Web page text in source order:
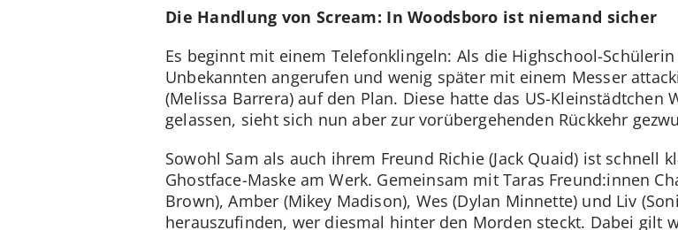
Die Handlung von Scream: In Woodsboro ist niemand sicher
Es beginnt mit einem Telefonklingeln: Als die Highschool-
Unbekannten angerufen und wenig später mit einem Messer
(Melissa Barrera) auf den Plan. Diese hatte das US-
gelassen, sieht sich nun aber zur vorübergehenden Rückkehr
Sowohl Sam als auch ihrem Freund Richie (Jack Quaid) ist schnell
Ghostface-Maske am Werk. Gemeinsam mit Taras Freund:innen
Brown), Amber (Mikey Madison), Wes (Dylan Minnette) und Liv
herauszufinden, wer diesmal hinter den Morden steckt. Dabei gilt